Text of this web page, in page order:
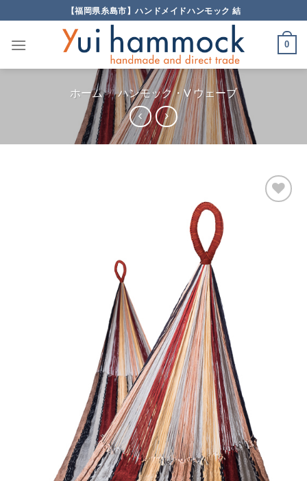
to
content
【福岡県糸島市】ハンドメイドハンモック 結
0
ホーム / ハンモック・V ウェーブ